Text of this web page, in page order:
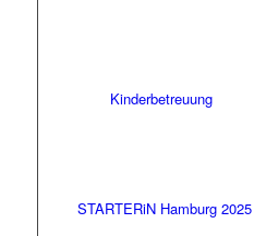
Kinderbetreuung
STARTERiN Hamburg